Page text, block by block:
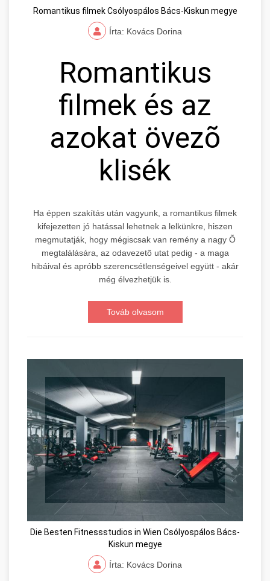
Romantikus filmek Csólyospálos Bács-Kiskun megye
Írta: Kovács Dorina
Romantikus
filmek és az
azokat övezõ
klisék
Ha éppen szakítás után vagyunk, a romantikus filmek
kifejezetten jó hatással lehetnek a lelkünkre, hiszen
megmutatják, hogy mégiscsak van remény a nagy Õ
megtalálására, az odavezetõ utat pedig - a maga
hibáival és apróbb szerencsétlenségeivel együtt - akár
még élvezhetjük is.
Továb olvasom
Die Besten Fitnessstudios in Wien Csólyospálos Bács-
Kiskun megye
Írta: Kovács Dorina